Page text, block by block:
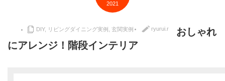
2021
DIY, リビングダイニング実例 玄関実例 ryurui.r
おしゃれ
にアレンジ！階段インテリア